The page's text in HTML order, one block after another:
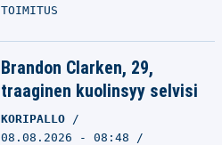
TOIMITUS
Brandon Clarken, 29,
traaginen kuolinsyy selvisi
KORIPALLO
08.08.2026 - 08:48